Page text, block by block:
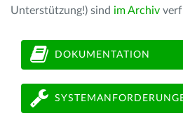
Unterstützung!) sind im Archiv
DOKUMENTATION